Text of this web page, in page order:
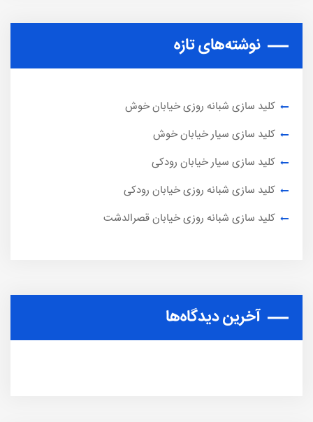
نوشته‌های تازه
کلید سازی شبانه روزی خیابان خوش
کلید سازی سیار خیابان خوش
کلید سازی سیار خیابان رودکی
کلید سازی شبانه روزی خیابان رودکی
کلید سازی شبانه روزی خیابان قصرالدشت
آخرین دیدگاه‌ها